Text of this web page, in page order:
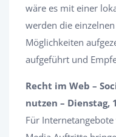
wäre es mit einer
werden die
Möglichkeiten
aufgeführt und
Recht im Web –
nutzen – Dienstag,
Für